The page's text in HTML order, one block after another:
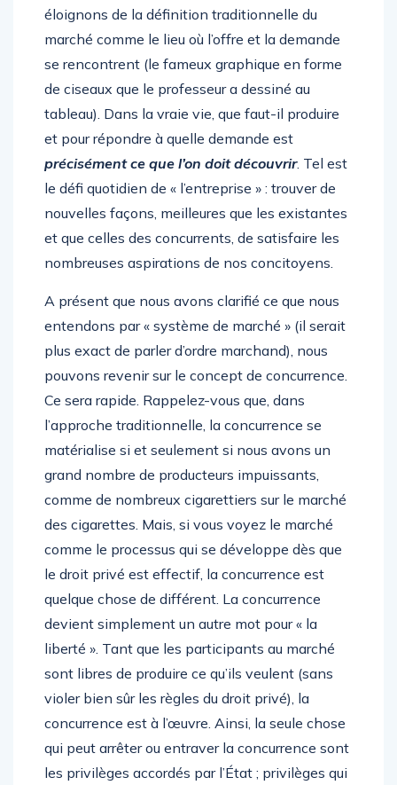
éloignons de la définition traditionnelle du
marché comme le lieu où l’offre et la demande
se rencontrent (le fameux graphique en forme
de ciseaux que le professeur a dessiné au
tableau). Dans la vraie vie, que faut-il produire
et pour répondre à quelle demande est
précisément ce que l’on doit découvrir. Tel est
le défi quotidien de « l’entreprise » : trouver de
nouvelles façons, meilleures que les existantes
et que celles des concurrents, de satisfaire les
nombreuses aspirations de nos concitoyens.
A présent que nous avons clarifié ce que nous
entendons par « système de marché » (il serait
plus exact de parler d’ordre marchand), nous
pouvons revenir sur le concept de concurrence.
Ce sera rapide. Rappelez-vous que, dans
l’approche traditionnelle, la concurrence se
matérialise si et seulement si nous avons un
grand nombre de producteurs impuissants,
comme de nombreux cigarettiers sur le marché
des cigarettes. Mais, si vous voyez le marché
comme le processus qui se développe dès que
le droit privé est effectif, la concurrence est
quelque chose de différent. La concurrence
devient simplement un autre mot pour « la
liberté ». Tant que les participants au marché
sont libres de produire ce qu’ils veulent (sans
violer bien sûr les règles du droit privé), la
concurrence est à l’œuvre. Ainsi, la seule chose
qui peut arrêter ou entraver la concurrence sont
les privilèges accordés par l’État ; privilèges qui